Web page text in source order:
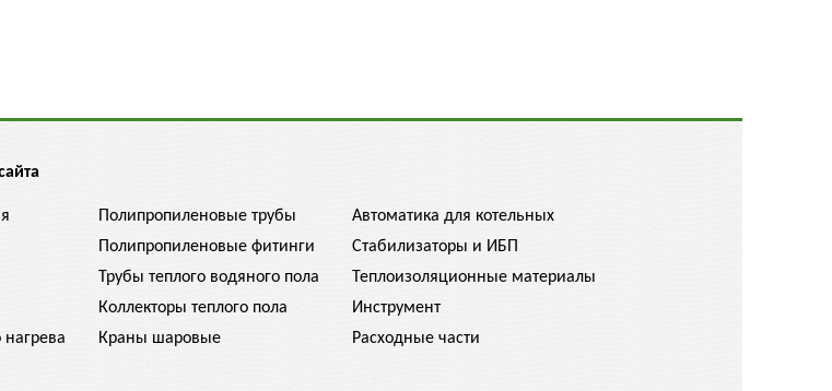
Полипропиленовые трубы
Полипропиленовые фитинги
Трубы теплого водяного пола
Коллекторы теплого пола
Краны шаровые
Автоматика для котельных
Стабилизаторы и ИБП
Теплоизоляционные материалы
Инструмент
Расходные части